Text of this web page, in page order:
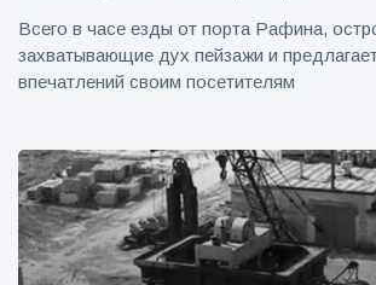
Всего в часе езды от порта Рафина,
захватывающие дух пейзажи и
впечатлений своим посетителям